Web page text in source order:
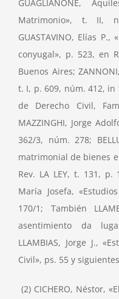
GUAGLIANONE,
Matrimonio», t. II,
GUASTAVINO, Elías
conyugal», p. 523, en
Buenos Aires;
t. I, p. 609, núm. 412, in
de Derecho Civil,
MAZZINGHI, Jorge
362/3, núm. 278;
matrimonial de bienes
Rev. LA LEY, t. 131, p.
María Josefa,
170/1; También
asentimiento da
LLAMBIAS, Jorge J.,
Civil», ps. 55 y
(2) CICHERO, Néstor,